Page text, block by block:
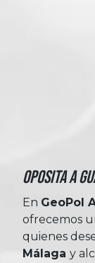
Oposita a
En GeoPol
ofrecemos
quienes
Málaga y